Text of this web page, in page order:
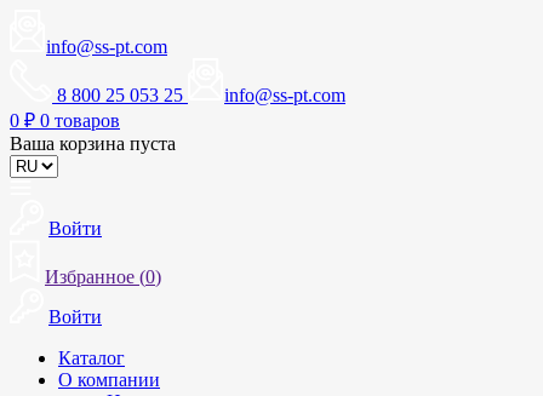
info@ss-pt.com
8 800 25 053 25
info@ss-pt.com
0 ₽ 0 товаров
Ваша корзина пуста
Войти
Избранное (0)
Войти
Каталог
О компании